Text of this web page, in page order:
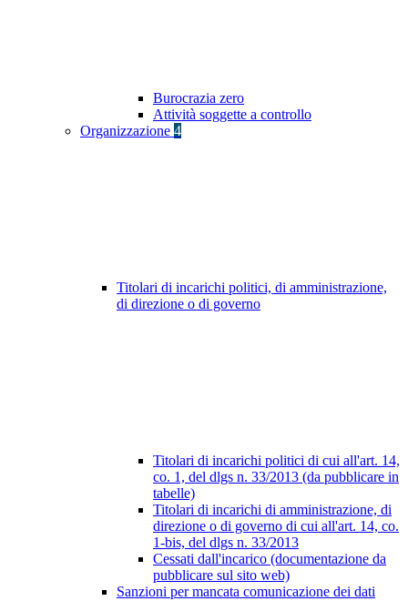
Burocrazia zero
Attività soggette a controllo
Organizzazione 4
Titolari di incarichi politici, di amministrazione,
di direzione o di governo
Titolari di incarichi politici di cui all'art. 14,
co. 1, del dlgs n. 33/2013 (da pubblicare in
tabelle)
Titolari di incarichi di amministrazione, di
direzione o di governo di cui all'art. 14, co.
1-bis, del dlgs n. 33/2013
Cessati dall'incarico (documentazione da
pubblicare sul sito web)
Sanzioni per mancata comunicazione dei dati